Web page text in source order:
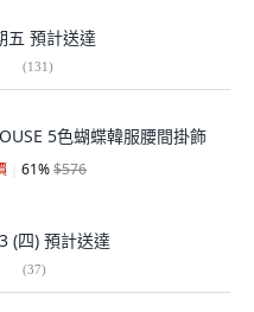
五 預計送達
(131)
5色蝴蝶韓服腰間掛飾
61%$576
(四) 預計送達
(37)